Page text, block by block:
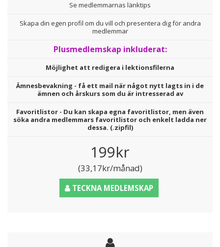
Se medlemmarnas länktips
Skapa din egen profil om du vill och presentera dig för andra
medlemmar
Plusmedlemskap inkluderat:
Möjlighet att redigera i lektionsfilerna
Ämnesbevakning - få ett mail när något nytt lagts in i de
ämnen och årskurs som du är intresserad av
Favoritlistor - Du kan skapa egna favoritlistor, men även
söka andra medlemmars favoritlistor och enkelt ladda ner
dessa. (.zipfil)
199kr
(33,17kr/månad)
TECKNA MEDLEMSKAP